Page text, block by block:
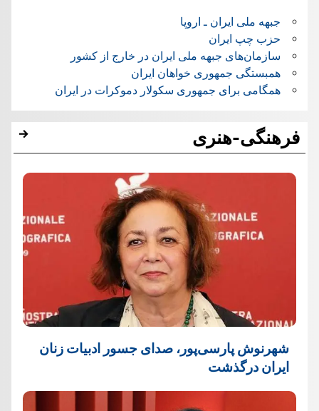
جبهه ملی ایران ـ اروپا
حزب چپ ایران
سازمان‌های جبهه ملی ایران در خارج از کشور
همبستگی جمهوری خواهان ایران
همگامی برای جمهوری سکولار دموکرات در ایران
فرهنگی-هنری
شهرنوش پارسی‌پور، صدای جسور ادبیات زنان
ایران درگذشت